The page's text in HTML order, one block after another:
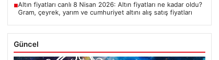
■Altın fiyatları canlı 8 Nisan 2026: Altın fiyatları ne kadar oldu?
Gram, çeyrek, yarım ve cumhuriyet altını alış satış fiyatları
Güncel